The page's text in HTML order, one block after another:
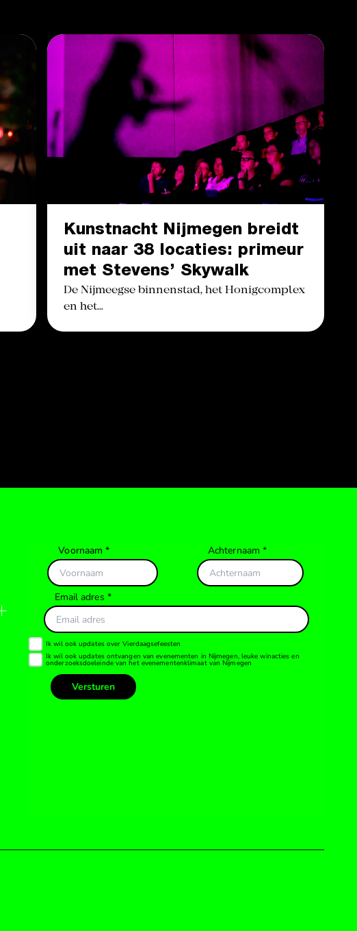
Kunstnacht Nijmegen breidt
uit naar 38 locaties: primeur
met Stevens’ Skywalk
De Nijmeegse binnenstad, het Honigcomplex
en het…